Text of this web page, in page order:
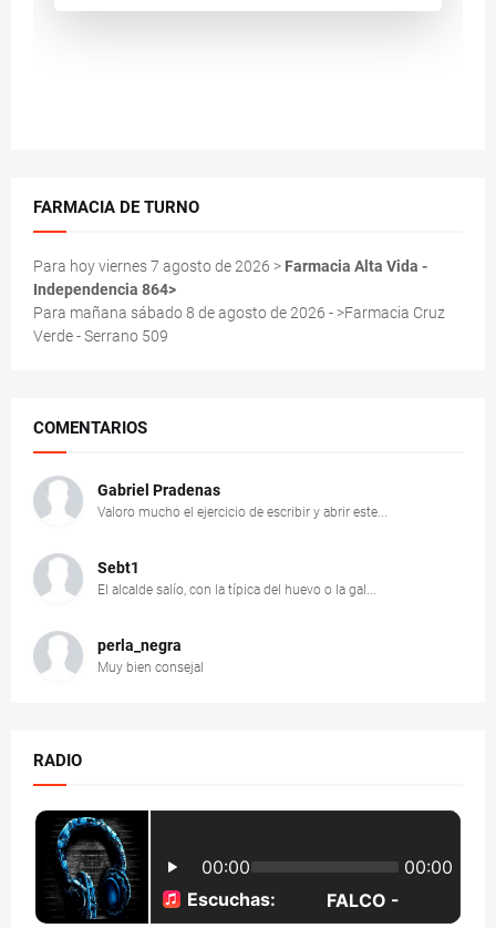
FARMACIA DE TURNO
Para hoy viernes 7 agosto de 2026 > Farmacia Alta Vida -
Independencia 864>
Para mañana sábado 8 de agosto de 2026 - >Farmacia Cruz
Verde - Serrano 509
COMENTARIOS
Gabriel Pradenas
Valoro mucho el ejercicio de escribir y abrir este...
Sebt1
El alcalde salío, con la típica del huevo o la gal...
perla_negra
Muy bien consejal
RADIO